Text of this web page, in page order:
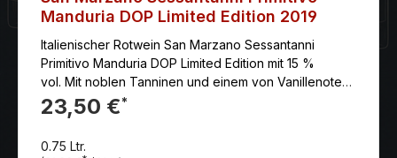
Manduria DOP Limited Edition 2019
Italienischer Rotwein San Marzano Sessantanni
Primitivo Manduria DOP Limited Edition mit 15 %
vol. Mit noblen Tanninen und einem von Vanillenoten
begleiteten langem Abgang.
23,50 €*
0.75 Ltr.